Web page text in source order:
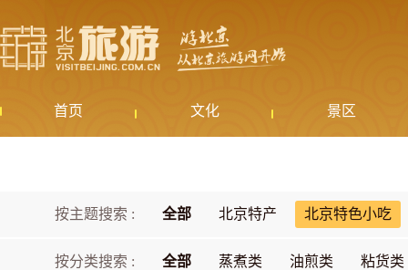
首页 文化 景区
按主题搜索 : 全部 北京特产 北京特色小吃
按分类搜索 : 全部 蒸煮类 油煎类 粘货类